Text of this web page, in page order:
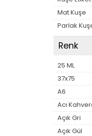
Mat Kuşe
Parlak
Renk
25 ML
37x75
A6
Acı
Açık Gri
Açık Gül